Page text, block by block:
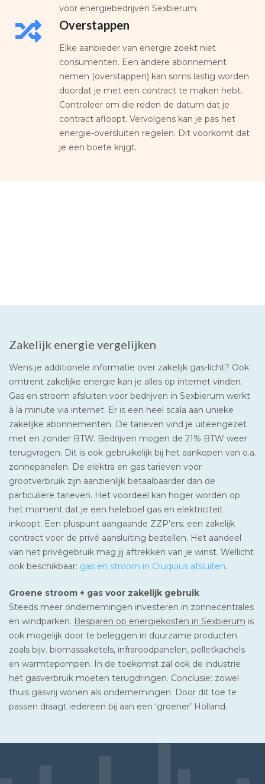
voor energiebedrijven Sexbierum.
Overstappen
Elke aanbieder van energie zoekt niet
consumenten. Een andere abonnement
nemen (overstappen) kan soms lastig worden
doordat je met een contract te maken hebt.
Controleer om die reden de datum dat je
contract afloopt. Vervolgens kan je pas het
energie-oversluiten regelen. Dit voorkomt dat
je een boete krijgt.
Zakelijk energie vergelijken
Wens je additionele informatie over zakelijk gas-licht? Ook
omtrent zakelijke energie kan je alles op internet vinden.
Gas en stroom afsluiten voor bedrijven in Sexbierum werkt
à la minute via internet. Er is een heel scala aan unieke
zakelijke abonnementen. De tarieven vind je uiteengezet
met en zonder BTW. Bedrijven mogen de 21% BTW weer
terugvragen. Dit is ook gebruikelijk bij het aankopen van o.a.
zonnepanelen. De elektra en gas tarieven voor
grootverbruik zijn aanzienlijk betaalbaarder dan de
particuliere tarieven. Het voordeel kan hoger worden op
het moment dat je een heleboel gas en elektriciteit
inkoopt. Een pluspunt aangaande ZZP’ers: een zakelijk
contract voor de privé aansluiting bestellen. Het aandeel
van het privégebruik mag jij aftrekken van je winst. Wellicht
ook beschikbaar: gas en stroom in Cruquius afsluiten.
Groene stroom + gas voor zakelijk gebruik
Steeds meer ondernemingen investeren in zonnecentrales
en windparken. Besparen op energiekosten in Sexbierum is
ook mogelijk door te beleggen in duurzame producten
zoals bijv. biomassaketels, infraroodpanelen, pelletkachels
en warmtepompen. In de toekomst zal ook de industrie
het gasverbruik moeten terugdringen. Conclusie: zowel
thuis gasvrij wonen als ondernemingen. Door dit toe te
passen draagt iedereen bij aan een ‘groener’ Holland.